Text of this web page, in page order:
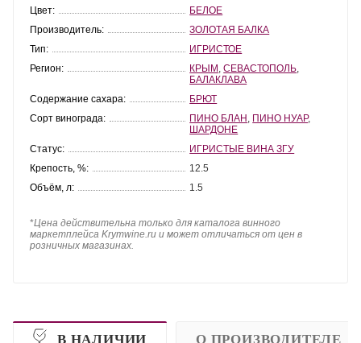
Цвет:
БЕЛОЕ
Производитель:
ЗОЛОТАЯ БАЛКА
Тип:
ИГРИСТОЕ
Регион:
КРЫМ ,СЕВАСТОПОЛЬ
БАЛАКЛАВА
Содержание сахара:
БРЮТ
Сорт винограда:
ПИНО БЛАН ПИНО НУАР,
ШАРДОНЕ
Статус:
ИГРИСТЫЕ ВИНА ЗГУ
Крепость, %:
12.5
Объём, л:
1.5
*Цена действительна только для каталога винного
маркетплейса Krymwine.ru и может отличаться от цен в
розничных магазинах.
В НАЛИЧИИ О ПРОИЗВОДИТЕЛЕ